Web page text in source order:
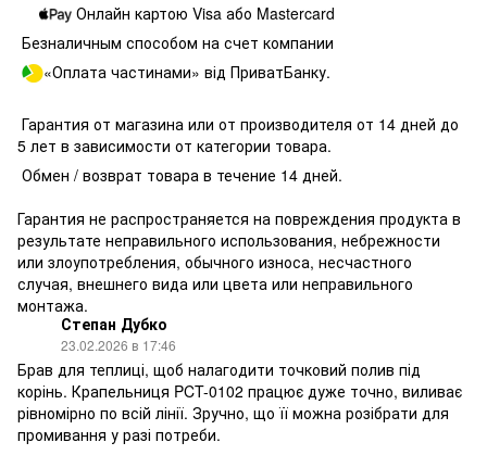
Онлайн картою Visa або Mastercard
Безналичным способом на счет компании
«Оплата частинами» від ПриватБанку.
Гарантия от магазина или от производителя от 14 дней до
5 лет в зависимости от категории товара.
Обмен / возврат товара в течение 14 дней.
Гарантия не распространяется на повреждения продукта в
результате неправильного использования, небрежности
или злоупотребления, обычного износа, несчастного
случая, внешнего вида или цвета или неправильного
монтажа.
Степан Дубко
23.02.2026 в 17:46
Брав для теплиці, щоб налагодити точковий полив під
корінь. Крапельниця PCT-0102 працює дуже точно, виливає
рівномірно по всій лінії. Зручно, що її можна розібрати для
промивання у разі потреби.